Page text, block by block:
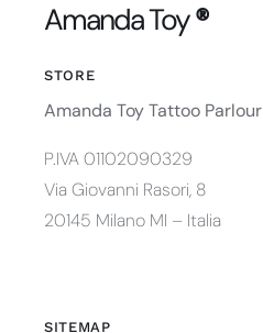
Amanda Toy®
STORE
Amanda Toy Tattoo Parlour
P.IVA 01102090329
Via Giovanni Rasori, 8
20145 Milano MI – Italia
SITEMAP